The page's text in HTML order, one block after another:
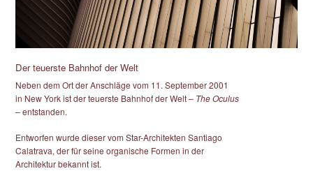
Der teuerste Bahnhof der Welt
Neben dem Ort der Anschläge vom 11. September 2001
in New York ist der teuerste Bahnhof der Welt – The Oculus
–entstanden.
Entworfen wurde dieser vom Star-Architekten Santiago
Calatrava, der für seine organische Formen in der
Architektur bekannt ist.